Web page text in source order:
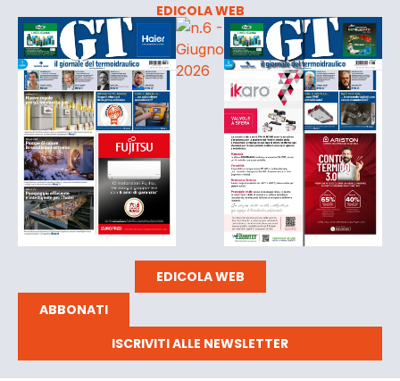
EDICOLA WEB
EDICOLA WEB
ABBONATI
ISCRIVITI ALLE NEWSLETTER